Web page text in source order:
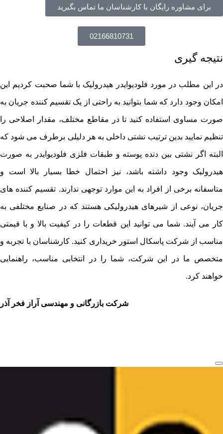
برای مشاوره رایگان با کارشناسان ما تماس بگیرید
02166810731
نتیجه گیری
در این مطلب در مورد فلودیوایدر هیدرولیک با شما صحبت کردیم این
امکان وجود دارد که شما بتوانید به راحتی از یک تقسیم کننده جریان به
صورت مساوی استفاده کنید تا در مقاطع مختلف، مقدار اصلاحی را
تنظیم نمایید بدین ترتیب نشتی داخلی به هر دلیلی برطرف می شود که
البته اگر نشتی بین دنده پوسته و طبقات فلزی فلودیوایدر به صورت
هیدرولیک وجود داشته باشد، نیز احتمال خطا بسیار بالا است و
متاسفانه برخی از افراد به این موارد توجهی ندارند. تقسیم کننده های
جریان، نوعی از شیرهای هیدرولیکی هستند که در صنایع مختلفی به
کار می آیند. شما می توانید این قطعات را در کیفیت بالا و با قیمتی
مناسب از شرکت پاسکال استور خریداری کنید. کارشناسان با تجربه و
متخصص ما در این شرکت، شما را در انتخابی مناسب، راهنمایی
خواهند کرد.
شرکت بازرگانی و مهندسی آراز فخر آذر